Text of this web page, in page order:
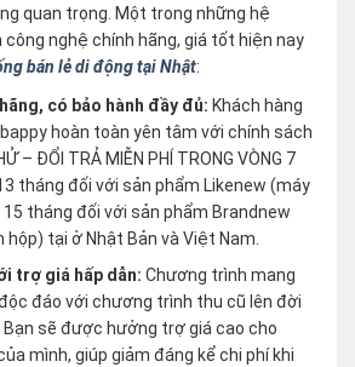
quan trọng. Một trong những hệ
nghệ chính hãng, giá tốt hiện nay
bán lẻ di động tại Nhật:
có bảo hành đầy đủ: Khách hàng
hoàn toàn yên tâm với chính sách
– ĐỔI TRẢ MIỄN PHÍ TRONG VÒNG 7
tháng đối với sản phẩm Likenew (máy
tháng đối với sản phẩm Brandnew
tại ở Nhật Bản và Việt Nam.
trợ giá hấp dẫn:Chương trình mang
đáo với chương trình thu cũ lên đời
Bạn sẽ được hưởng trợ giá cao cho
mình, giúp giảm đáng kể chi phí khi